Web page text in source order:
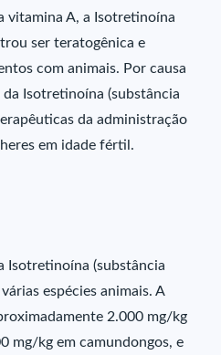
vitamina A, a Isotretinoína
ser teratogênica e
com animais. Por causa
Isotretinoína (substância
da administração
em idade fértil.
Isotretinoína (substância
espécies animais. A
2.000 mg/kg
mg/kg em camundongos, e